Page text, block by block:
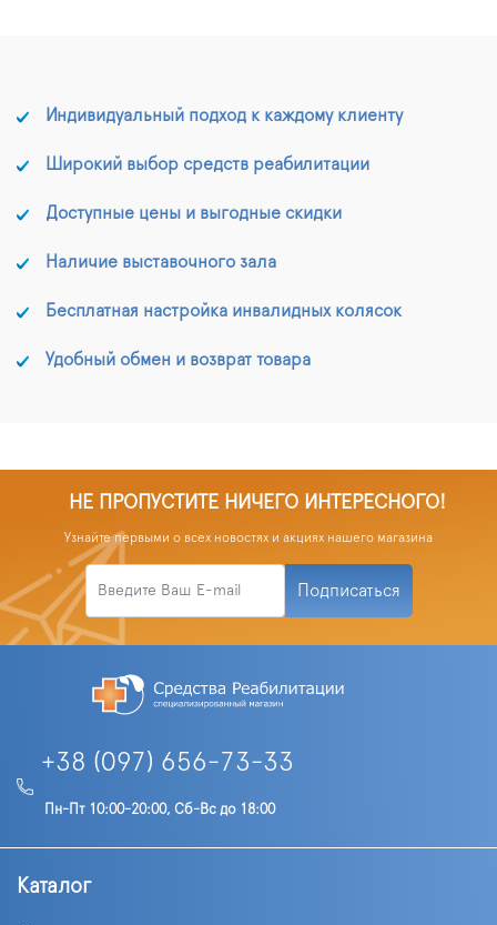
Индивидуальный подход к каждому клиенту
Широкий выбор средств реабилитации
Доступные цены и выгодные скидки
Наличие выставочного зала
Бесплатная настройка инвалидных колясок
Удобный обмен и возврат товара
НЕ ПРОПУСТИТЕ НИЧЕГО ИНТЕРЕСНОГО!
Узнайте первыми о всех новостях и акциях нашего магазина
Подписаться
+38 (097) 656-73-33
Пн-Пт 10:00-20:00, Сб-Вс до 18:00
Каталог